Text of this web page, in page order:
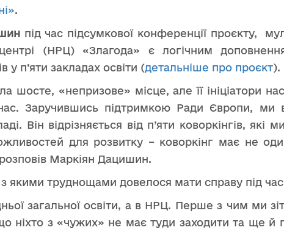
.
під час підсумкової конференції проєкту,
центрі (НРЦ) «Злагода» є логічним
у п’яти закладах освіти (детальніше про проєкт).
шосте, «непризове» місце, але її ініціатори
Заручившись підтримкою Ради Європи, ми
Він відрізняється від п’яти коворкінгів, які
для розвитку – коворкінг має не
Маркіян Дацишин.
якими труднощами довелося мати справу під час
загальної освіти, а в НРЦ. Перше з чим ми
ніхто з «чужих» не має туди заходити та ще й